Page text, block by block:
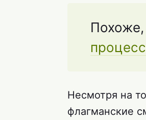
Похоже,
Несмотря на
флагманские